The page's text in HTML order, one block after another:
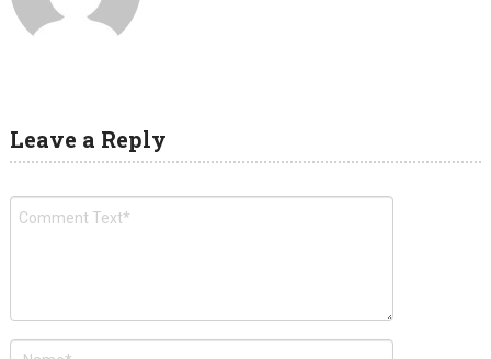
Leave a Reply